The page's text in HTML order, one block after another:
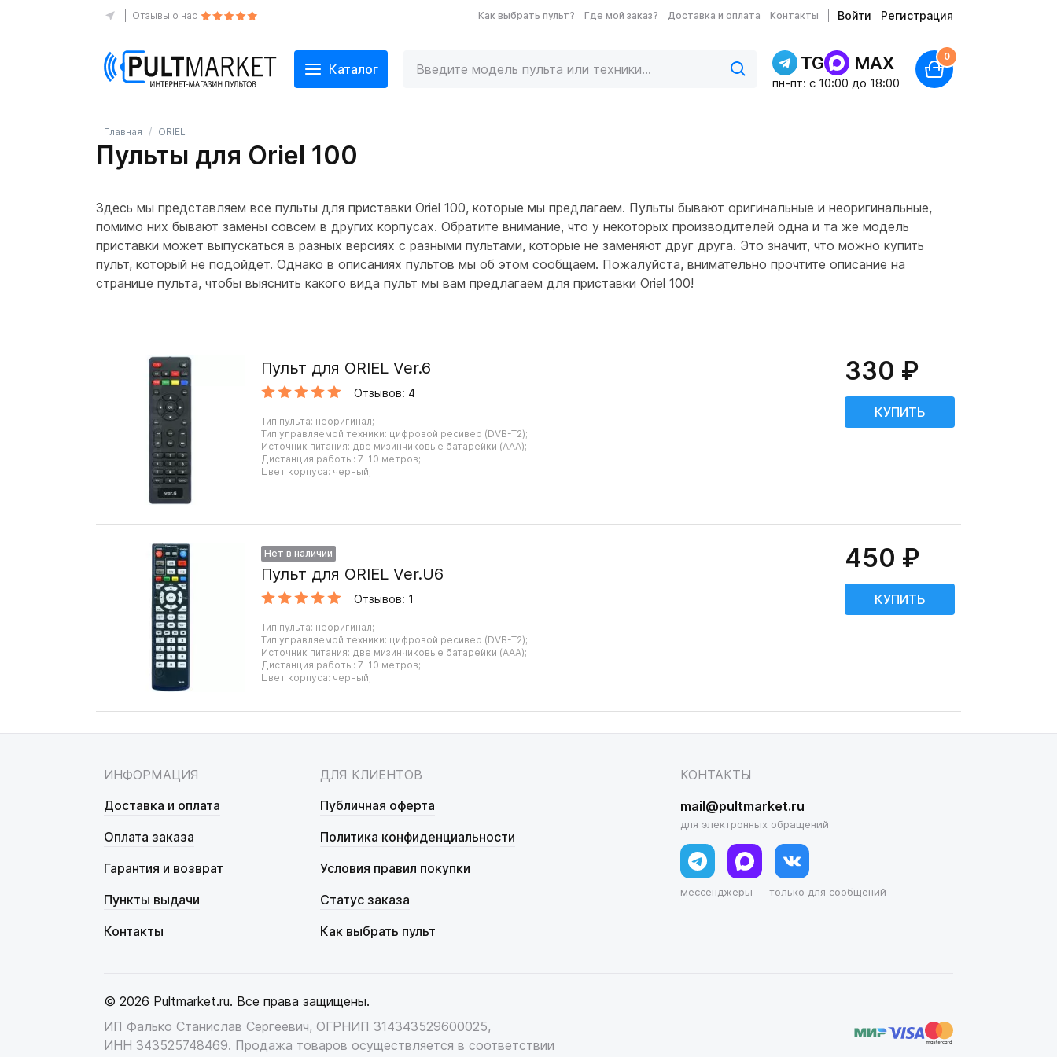
Отзывы о нас Как выбрать пульт? Где мой заказ? Доставка и оплата Контакты Войти Регистрация
Каталог TG MAX
пн-пт: c 10:00 до 18:00
0
Главная ORIEL
Пульты для Oriel 100
Здесь мы представляем все пульты для приставки Oriel 100, которые мы предлагаем. Пульты бывают оригинальные и неоригинальные,
помимо них бывают замены совсем в других корпусах. Обратите внимание, что у некоторых производителей одна и та же модель
приставки может выпускаться в разных версиях с разными пультами, которые не заменяют друг друга. Это значит, что можно купить
пульт, который не подойдет. Однако в описаниях пультов мы об этом сообщаем. Пожалуйста, внимательно прочтите описание на
странице пульта, чтобы выяснить какого вида пульт мы вам предлагаем для приставки Oriel 100!
Пульт для ORIEL Ver.6
Отзывов: 4
Тип пульта: неоригинал;
Тип управляемой техники: цифровой ресивер (DVB-T2);
Источник питания: две мизинчиковые батарейки (AAA);
Дистанция работы: 7-10 метров;
Цвет корпуса: черный;
330 ₽
Нет в наличии
Пульт для ORIEL Ver.U6
Отзывов: 1
Тип пульта: неоригинал;
Тип управляемой техники: цифровой ресивер (DVB-T2);
Источник питания: две мизинчиковые батарейки (AAA);
Дистанция работы: 7-10 метров;
Цвет корпуса: черный;
450 ₽
ИНФОРМАЦИЯ
Доставка и оплата
Оплата заказа
Гарантия и возврат
Пункты выдачи
Контакты
ДЛЯ КЛИЕНТОВ
Публичная оферта
Политика конфиденциальности
Условия правил покупки
Статус заказа
Как выбрать пульт
КОНТАКТЫ
mail@pultmarket.ru
для электронных обращений
мессенджеры — только для сообщений
© 2026 Pultmarket.ru. Все права защищены.
ИП Фалько Станислав Сергеевич, ОГРНИП 314343529600025,
ИНН 343525748469. Продажа товаров осуществляется в соответствии